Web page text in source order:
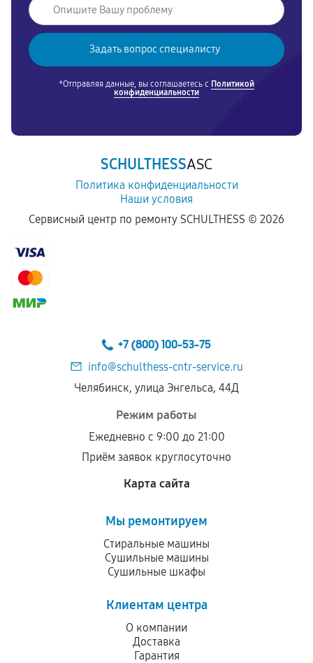
*Отправляя данные, вы соглашаетесь с Политикой
конфиденциальности
SCHULTHESSASC
Политика конфиденциальности
Наши условия
Сервисный центр по ремонту SCHULTHESS © 2026
+7 (800) 100-53-75
info@schulthess-cntr-service.ru
Челябинск, улица Энгельса, 44Д
Режим работы
Ежедневно с 9:00 до 21:00
Приём заявок круглосуточно
Карта сайта
Мы ремонтируем
Стиральные машины
Сушильные машины
Сушильные шкафы
Клиентам центра
О компании
Доставка
Гарантия